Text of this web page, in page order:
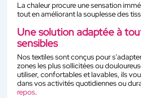
La chaleur procure une sensation
tout en améliorant la souplesse des
Une solution adaptée à
sensibles
Nos textiles sont conçus pour
zones les plus sollicitées ou
utiliser, confortables et lavables, ils
dans vos activités quotidiennes ou
repos.